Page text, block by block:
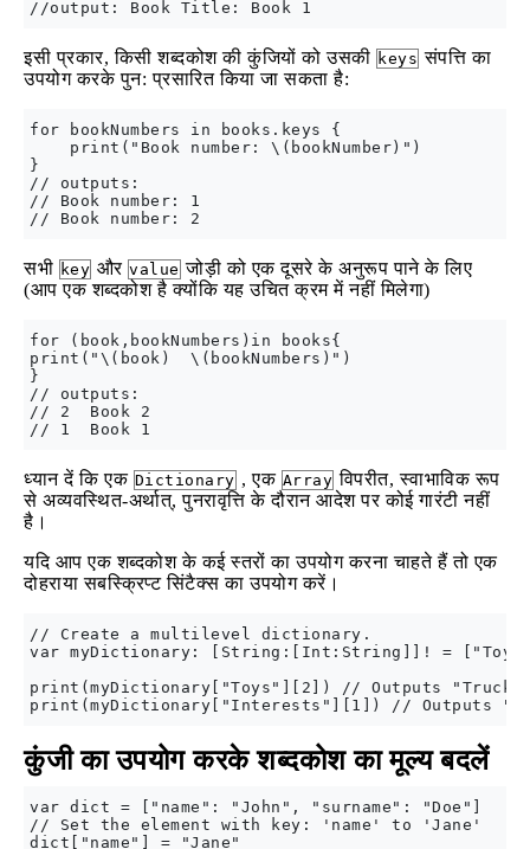
इसी प्रकार, किसी शब्दकोश की कुंजियों को उसकी keys संपत्ति का
उपयोग करके पुन: प्रसारित किया जा सकता है:
for bookNumbers in books.keys {
    print("Book number: \(bookNumber)")
}
// outputs:
// Book number: 1
सभी key और value जोड़ी को एक दूसरे के अनुरूप पाने के लिए
(आप एक शब्दकोश है क्योंकि यह उचित क्रम में नहीं मिलेगा)
for (book,bookNumbers)in books{
print("\(book)  \(bookNumbers)")
}
// outputs:
// 2  Book 2
ध्यान दें कि एक Dictionary , एक Array विपरीत, स्वाभाविक रूप
से अव्यवस्थित-अर्थात्, पुनरावृत्ति के दौरान आदेश पर कोई गारंटी नहीं
है।
यदि आप एक शब्दकोश के कई स्तरों का उपयोग करना चाहते हैं तो एक
दोहराया सबस्क्रिप्ट सिंटैक्स का उपयोग करें।
// Create a multilevel dictionary.
var myDictionary: [String:[Int:String]]! =
print(myDictionary["Toys"][2]) // Outputs "Truck"
कुंजी का उपयोग करके शब्दकोश का मूल्य बदलें
var dict = ["name": "John", "surname": "Doe"]
// Set the element with key: 'name' to 'Jane'
dict["name"] = "Jane"